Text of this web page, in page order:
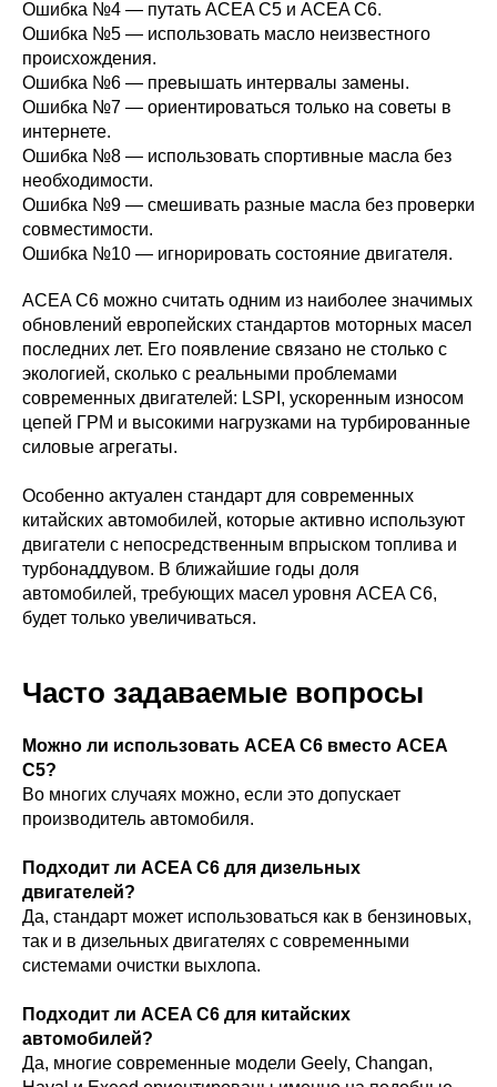
Ошибка №4 — путать ACEA C5 и ACEA C6.
Ошибка №5 — использовать масло неизвестного
происхождения.
Ошибка №6 — превышать интервалы замены.
Ошибка №7 — ориентироваться только на советы в
интернете.
Ошибка №8 — использовать спортивные масла без
необходимости.
Ошибка №9 — смешивать разные масла без проверки
совместимости.
Ошибка №10 — игнорировать состояние двигателя.
ACEA C6 можно считать одним из наиболее значимых
обновлений европейских стандартов моторных масел
последних лет. Его появление связано не столько с
экологией, сколько с реальными проблемами
современных двигателей: LSPI, ускоренным износом
цепей ГРМ и высокими нагрузками на турбированные
силовые агрегаты.
Особенно актуален стандарт для современных
китайских автомобилей, которые активно используют
двигатели с непосредственным впрыском топлива и
турбонаддувом. В ближайшие годы доля
автомобилей, требующих масел уровня ACEA C6,
будет только увеличиваться.
Часто задаваемые вопросы
Можно ли использовать ACEA C6 вместо ACEA
C5?
Во многих случаях можно, если это допускает
производитель автомобиля.
Подходит ли ACEA C6 для дизельных
двигателей?
Да, стандарт может использоваться как в бензиновых,
так и в дизельных двигателях с современными
системами очистки выхлопа.
Подходит ли ACEA C6 для китайских
автомобилей?
Да, многие современные модели Geely, Changan,